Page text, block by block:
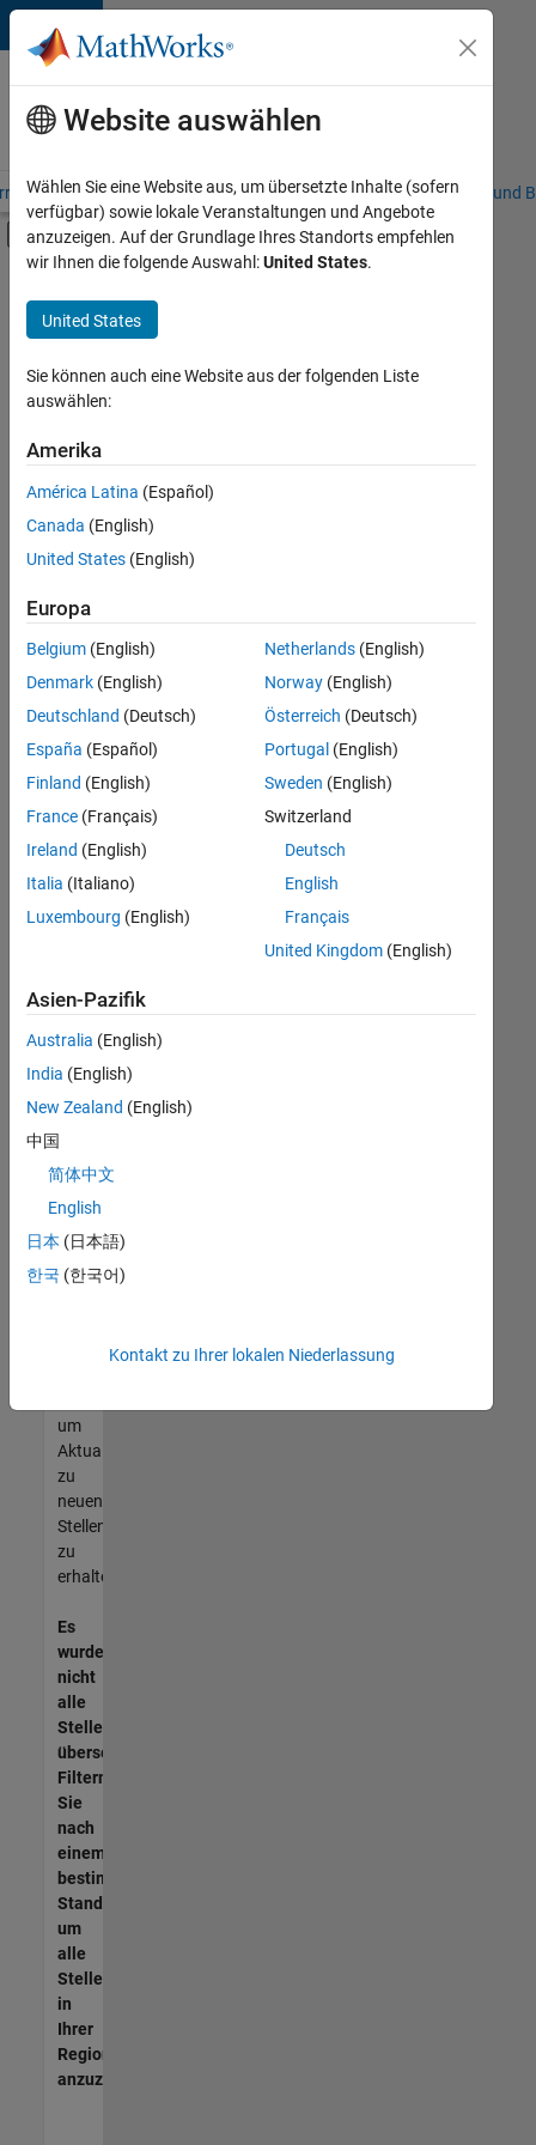
Weiter zum Inhalt
Karriere
bei
MathWorks
– Übersicht Stellensuche Niederlassungen Studierende und
Umschaltung für Off-Canvas-
Hauptinhalt
Customer Support
Sales Operations
Business Model Team
Legal
+3
Derzeit
es
keine
offenen
Stellen,
Ihren
Suchkriterien
entsprechen.
können
die
Suchkriterien
weiter
fassen
oder
alle
Stellenangebote
anzeigen .
noch
keine
offenen
Stellen
können,
die
Ihren
entsprechen,
werden
unseres
um
Aktualisierungen
zu
neuen
Stellenangeboten
zu
erhalten.
Es
wurden
nicht
alle
Stellen
übersetzt.
Filtern
Sie
nach
einem
bestimmten
Standort,
um
alle
Stellenangebote
in
Ihrer
Region
anzuzeigen.
Website auswählen
Wählen Sie eine Website aus, um übersetzte Inhalte (sofern
verfügbar) sowie lokale Veranstaltungen und Angebote
anzuzeigen. Auf der Grundlage Ihres Standorts empfehlen
wir Ihnen die folgende Auswahl:United States.
United States
Sie können auch eine Website aus der folgenden Liste
auswählen:
Amerika
América Latina (Español)
Canada (English)
United States (English)
Europa
Belgium (English)
Denmark (English)
Deutschland (Deutsch)
España (Español)
Finland (English)
France (Français)
Ireland (English)
Italia (Italiano)
Luxembourg (English)
Netherlands(English)
Norway(English)
Österreich (Deutsch)
Portugal (English)
Sweden (English)
Switzerland
Deutsch
English
Français
United Kingdom(English)
Asien-Pazifik
Australia (English)
India (English)
New Zealand (English)
中国
简体中文
English
日本 (日本語)
한국 (한국어)
Kontakt zu Ihrer lokalen Niederlassung